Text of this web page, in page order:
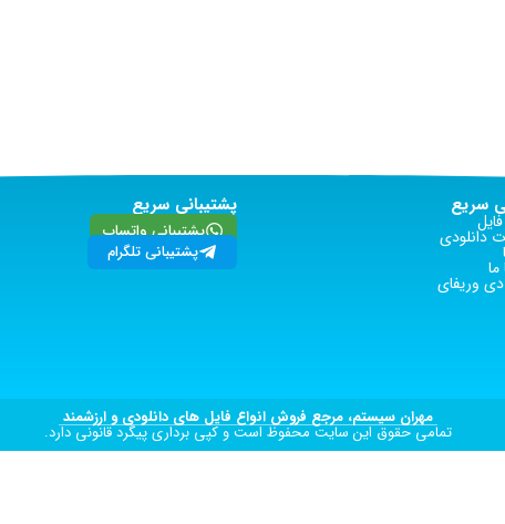
سریع
دانلودی
وریفای
پشتیبانی سریع
پشتیبانی واتساپ
پشتیبانی تلگرام
مهران سیستم، مرجع فروش انواع فایل های دانلودی و ارزشمند
تمامی حقوق این سایت محفوظ است و کپی برداری پیگرد قانونی دارد.